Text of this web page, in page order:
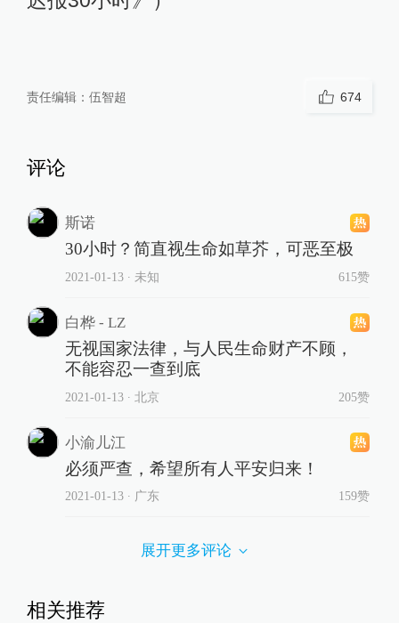
责任编辑： 伍智超 674
评论
斯诺
30小时？简直视生命如草芥，可恶至极
2021-01-13∙ 未知 615赞
白桦 - LZ
无视国家法律，与人民生命财产不顾，
不能容忍一查到底
2021-01-13∙ 北京 205赞
小渝儿江
必须严查，希望所有人平安归来！
2021-01-13∙ 广东 159赞
展开更多评论
相关推荐